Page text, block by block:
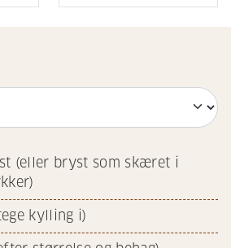
(eller bryst som skæret i
kylling i)